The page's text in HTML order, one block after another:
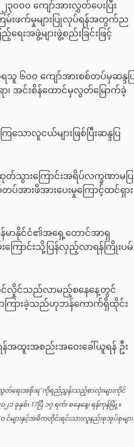
၀၀ ကျော်အားလွှတ်ပေးပြီး
မ်းဖက်မှုများပြုလုပ်ရန်အတွက်ည
းအဖွဲ့များဖွဲ့စည်းခြင်းဖြင့်
၆၀၀ ကျော်အားစစ်တပ်မှဆန္ဒပ
၊ အင်းစိန်ထောင်မှလွတ်မြောက်ခဲ့
သောလူငယ်များဖြစ်ပြီးဆန္ဒပြ
သွားကြောင်းအရိပ်လက္ခဏာမပြ
ပ်အားဖိအားပေးမှုကြောင့်ထင်ရှား
မာနိုင်ငံ၏အရှေ့တောင်အာရှ
ြောင်းသို့ပြန်လှည့်လာရန်ကြိုးပမ်
ောင်လှိုင်သည်လာမည့်စနေနေ့တွင်
ြားခဲ့သည်ဟုဘန်ကောက်ရှိထိုင်း
အထူးအစည်းအဝေးခေါ်ယူရန် ဦး
ညွတ်ရေးအစိုးရ’ ကိုရည်ညွှန်းသည့်စာလုံးများကိုင်
နှစ်၊ 17ပြီ ၁၇ ရက်၊ စနေနေ့၊ ရန်ကုန်မြို့။
ျားနှင့်အဓိကတိုင်းရင်းသားလူနည်းစုအုပ်စုများ